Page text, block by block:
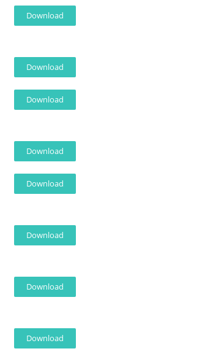
Download
Download
Download
Download
Download
Download
Download
Download